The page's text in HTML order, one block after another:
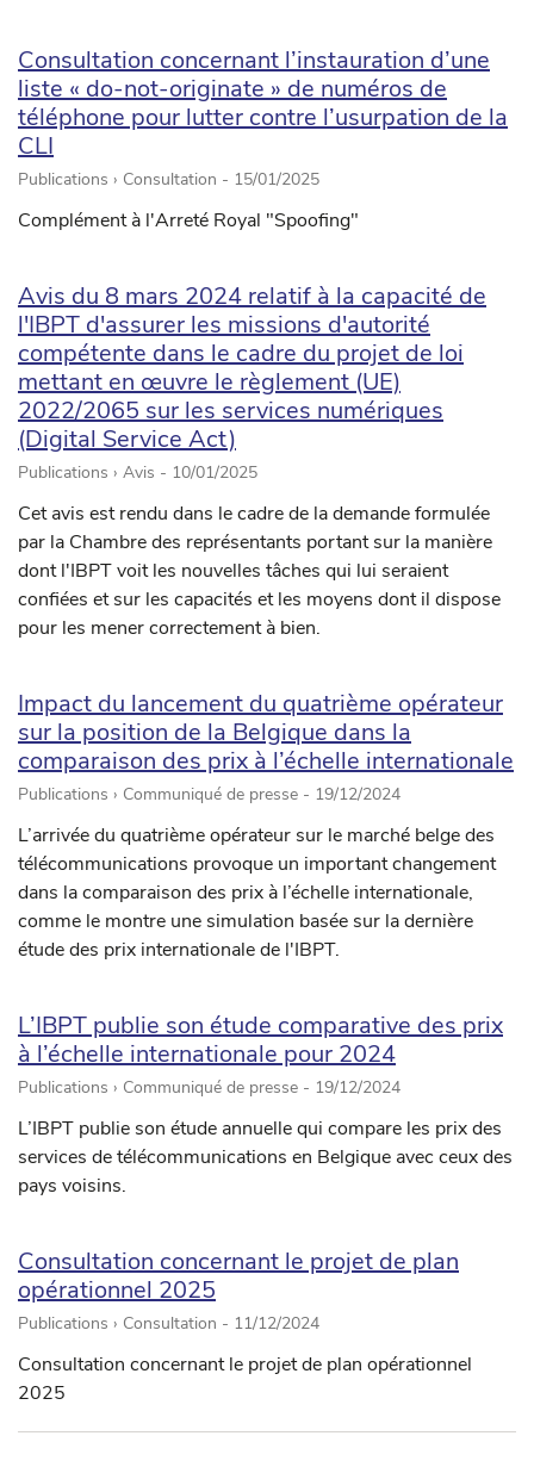
Consultation concernant l’instauration d’une
liste « do-not-originate » de numéros de
téléphone pour lutter contre l’usurpation de la
CLI
Publications › Consultation - 15/01/2025
Complément à l'Arreté Royal "Spoofing"
Avis du 8 mars 2024 relatif à la capacité de
l'IBPT d'assurer les missions d'autorité
compétente dans le cadre du projet de loi
mettant en œuvre le règlement (UE)
2022/2065 sur les services numériques
(Digital Service Act)
Publications › Avis - 10/01/2025
Cet avis est rendu dans le cadre de la demande formulée
par la Chambre des représentants portant sur la manière
dont l'IBPT voit les nouvelles tâches qui lui seraient
confiées et sur les capacités et les moyens dont il dispose
pour les mener correctement à bien.
Impact du lancement du quatrième opérateur
sur la position de la Belgique dans la
comparaison des prix à l’échelle internationale
Publications › Communiqué de presse - 19/12/2024
L’arrivée du quatrième opérateur sur le marché belge des
télécommunications provoque un important changement
dans la comparaison des prix à l’échelle internationale,
comme le montre une simulation basée sur la dernière
étude des prix internationale de l'IBPT.
L’IBPT publie son étude comparative des prix
à l’échelle internationale pour 2024
Publications › Communiqué de presse - 19/12/2024
L’IBPT publie son étude annuelle qui compare les prix des
services de télécommunications en Belgique avec ceux des
pays voisins.
Consultation concernant le projet de plan
opérationnel 2025
Publications › Consultation - 11/12/2024
Consultation concernant le projet de plan opérationnel
2025